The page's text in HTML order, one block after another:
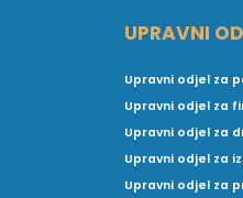
UPRAVNI
Upravni odjel za
Upravni odjel za
Upravni odjel za
Upravni odjel za
Upravni odjel za